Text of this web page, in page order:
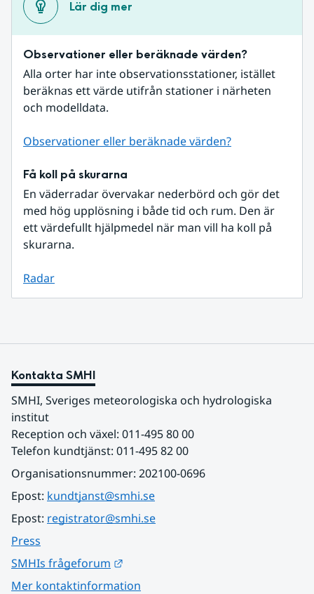
Lär dig mer
Observationer eller beräknade värden?
Alla orter har inte observationsstationer, istället
beräknas ett värde utifrån stationer i närheten
och modelldata.
Observationer eller beräknade värden?
Få koll på skurarna
En väderradar övervakar nederbörd och gör det
med hög upplösning i både tid och rum. Den är
ett värdefullt hjälpmedel när man vill ha koll på
skurarna.
Radar
Kontakta SMHI
SMHI, Sveriges meteorologiska och hydrologiska
institut
Reception och växel: 011-495 80 00
Telefon kundtjänst: 011-495 82 00
Organisationsnummer: 202100-0696
Epost: kundtjanst@smhi.se
Epost: registrator@smhi.se
Press
SMHIs frågeforum
Mer kontaktinformation